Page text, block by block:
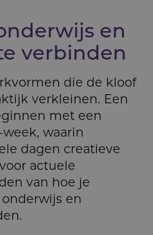
en
verbinden
die de kloof
verkleinen. Een
met een
waarin
dagen creatieve
actuele
van hoe je
en